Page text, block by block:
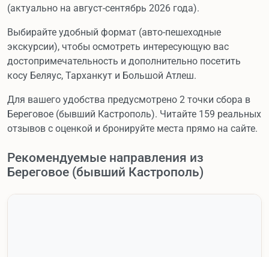
(актуально на август-сентябрь 2026 года).
Выбирайте удобный формат (авто-пешеходные
экскурсии), чтобы осмотреть интересующую вас
достопримечательность и дополнительно посетить
косу Беляус, Тарханкут и Большой Атлеш.
Для вашего удобства предусмотрено 2 точки сбора в
Береговое (бывший Кастрополь). Читайте 159 реальных
отзывов с оценкой и бронируйте места прямо на сайте.
Рекомендуемые направления из
Береговое (бывший Кастрополь)